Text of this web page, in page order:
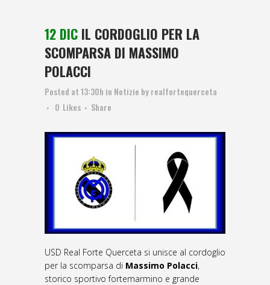
12 DIC IL CORDOGLIO PER LA
SCOMPARSA DI MASSIMO
POLACCI
Posted at 13:30h in Notizie byrealfortequerceta
0 Likes Share
USD Real Forte Querceta si unisce al cordoglio
per la scomparsa di Massimo Polacci,
storico sportivo fortemarmino e grande